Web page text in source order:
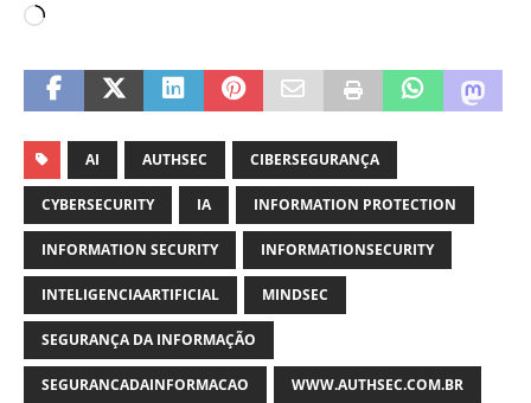
AI AUTHSEC CIBERSEGURANÇA
CYBERSECURITY IA INFORMATION PROTECTION
INFORMATION SECURITY INFORMATIONSECURITY
INTELIGENCIAARTIFICIAL MINDSEC
SEGURANÇA DA INFORMAÇÃO
SEGURANCADAINFORMACAO WWW.AUTHSEC.COM.BR